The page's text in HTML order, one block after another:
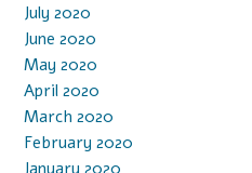
July 2020
June 2020
May 2020
April 2020
March 2020
February 2020
January 2020